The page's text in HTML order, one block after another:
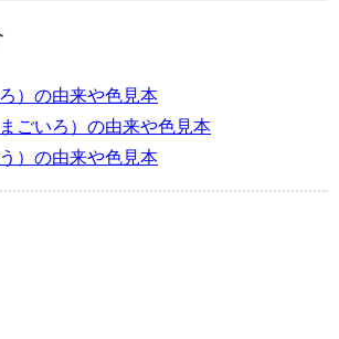
）の由来や色見本
ごいろ）の由来や色見本
）の由来や色見本